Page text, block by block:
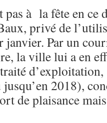
à la fête en ce
privé de
janvier. Par un
la ville lui a en
jusqu’en 2018),
de plaisance